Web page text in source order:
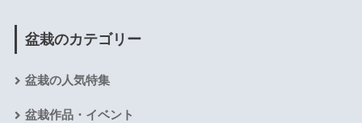
盆栽のカテゴリー
盆栽の人気特集
盆栽作品・イベント